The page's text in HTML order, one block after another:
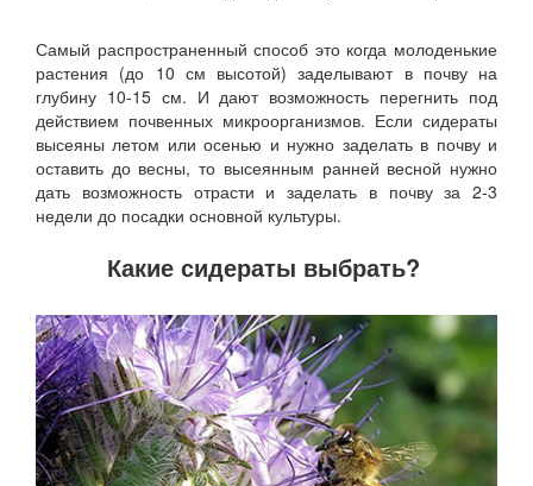
Самый распространенный способ это когда молоденькие
растения (до 10 см высотой) заделывают в почву на
глубину 10-15 см. И дают возможность перегнить под
действием почвенных микроорганизмов. Если сидераты
высеяны летом или осенью и нужно заделать в почву и
оставить до весны, то высеянным ранней весной нужно
дать возможность отрасти и заделать в почву за 2-3
недели до посадки основной культуры.
Какие сидераты выбрать?